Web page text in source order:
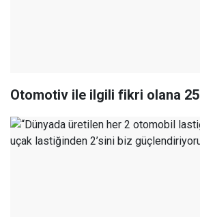
Otomotiv ile ilgili fikri olana